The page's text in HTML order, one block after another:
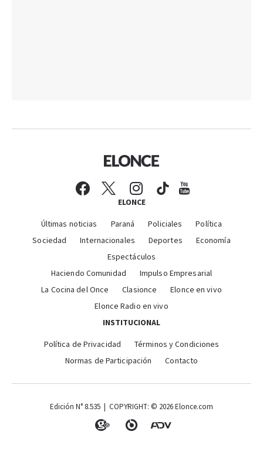
ELONCE
Últimas noticias Paraná Policiales
Política
Sociedad
Internacionales Deportes
Economía
Espectáculos
Haciendo Comunidad
Impulso Empresarial
La Cocina del Once
Clasionce
Elonce en vivo
Elonce Radio en vivo
INSTITUCIONAL
Política de Privacidad
Términos y Condiciones
Normas de Participación
Contacto
Edición N° 8.535 | COPYRIGHT: © 2026 Elonce.com